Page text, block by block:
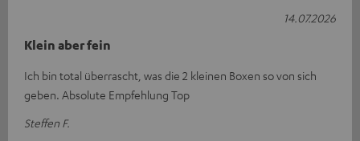
Klein aber fein
Ich bin total überrascht, was die 2 kleinen Boxen so von sich
geben. Absolute Empfehlung Top
Steffen F.
14.07.2026